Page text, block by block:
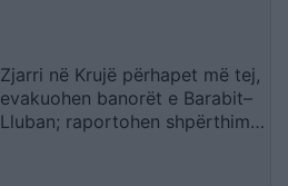
Zjarri në Krujë përhapet më tej,
evakuohen banorët e Barabit–
Lluban; raportohen shpërthime